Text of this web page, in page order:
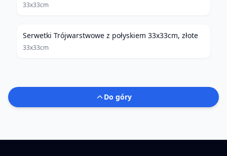
33x33cm
Serwetki Trójwarstwowe z połyskiem 33x33cm, złote
33x33cm
Do góry